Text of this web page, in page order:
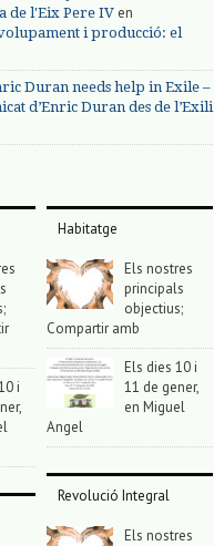
de l'Eix Pere IV en
i producció: el
Duran needs help in Exile –
d’Enric Duran des de l’Exili
i
Habitatge
Els nostres
principals
objectius;
Compartir amb
Els dies 10 i
11 de gener,
en Miguel
Angel
Revolució Integral
Els nostres